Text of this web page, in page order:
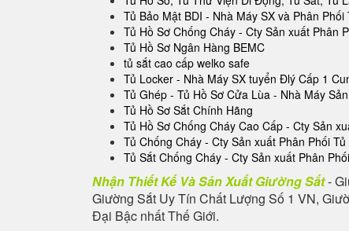
Tủ Bảo Mật BDI - Nhà Máy SX và Phân
Tủ Hồ Sơ Chống Cháy - Cty Sản xuất Phân
Tủ Hồ Sơ Ngân Hàng BEMC
tủ sắt cao cấp welko safe
Tủ Locker - Nhà Máy SX tuyển Đlý Cấp 1
Tủ Ghép - Tủ Hồ Sơ Cửa Lùa - Nhà Máy
Tủ Hồ Sơ Sắt Chính Hãng
Tủ Hồ Sơ Chống Cháy Cao Cấp - Cty Sản
Tủ Chống Cháy - Cty Sản xuất Phân Phối
Tủ Sắt Chống Cháy - Cty Sản xuất Phân
Nhận Thiết Kế Và Sản Xuất Giường Sắt-
Giường Sắt Uy Tín Chất Lượng Số 1 VN,
Đại Bậc nhất Thế Giới.